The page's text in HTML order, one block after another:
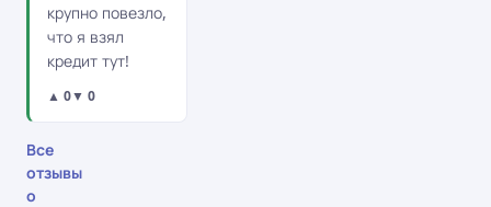
крупно повезло,
что я взял
кредит тут!
▲ 0▼ 0
Все
отзывы
о